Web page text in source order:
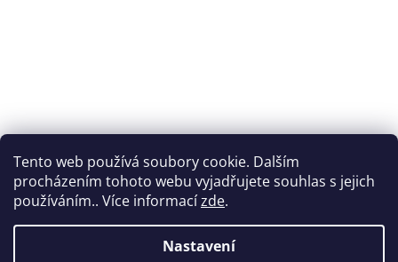
Tento web používá soubory cookie. Dalším
procházením tohoto webu vyjadřujete souhlas s jejich
používáním.. Více informacízde.
Nastavení
Vytvořil Shoptet